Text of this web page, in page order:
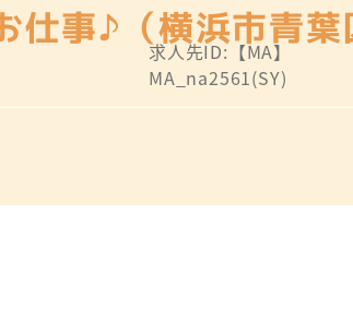
事♪（横浜市青葉
求人先ID:【MA】
MA_na2561(SY)